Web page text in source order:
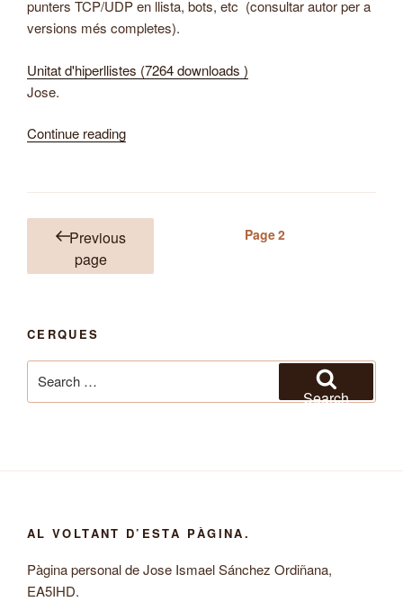
punters TCP/UDP en llista, bots, etc (consultar autor per a
versions més completes).
Unitat d'hiperllistes (7264 downloads )
Jose.
Continue reading“Unitat
Posts
pagination
Previous
page
Page2
CERQUES
for:
Search
AL VOLTANT D’ESTA PÀGINA.
Pàgina personal de Jose Ismael Sánchez Ordiñana,
EA5IHD.